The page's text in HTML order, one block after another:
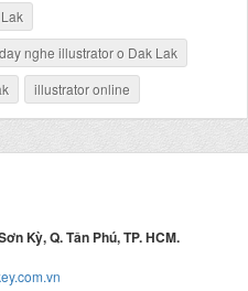
day nghe illustrator o Dak Lak
illustrator online
Kỳ, Q. Tân Phú, TP. HCM.